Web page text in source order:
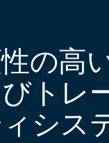
の高
トレ
シス